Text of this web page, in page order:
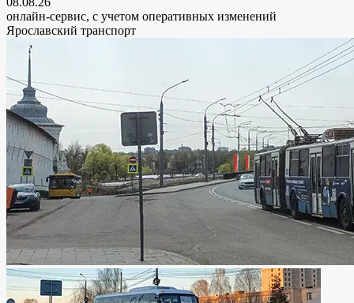
онлайн-сервис, с учетом оперативных изменений
Ярославский транспорт